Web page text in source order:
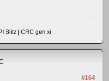
Blitz | CRC gen xi
#164